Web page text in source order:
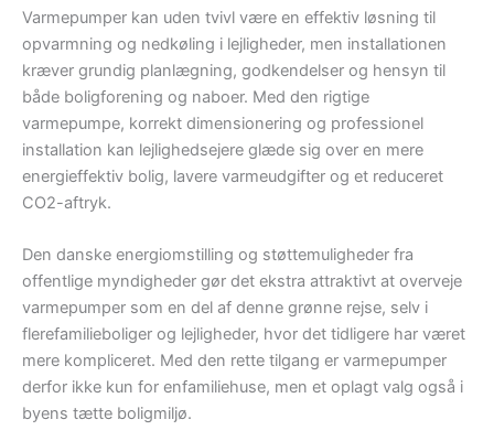
Varmepumper kan uden tvivl være en effektiv løsning til
opvarmning og nedkøling i lejligheder, men installationen
kræver grundig planlægning, godkendelser og hensyn til
både boligforening og naboer. Med den rigtige
varmepumpe, korrekt dimensionering og professionel
installation kan lejlighedsejere glæde sig over en mere
energieffektiv bolig, lavere varmeudgifter og et reduceret
CO2-aftryk.
Den danske energiomstilling og støttemuligheder fra
offentlige myndigheder gør det ekstra attraktivt at overveje
varmepumper som en del af denne grønne rejse, selv i
flerefamilieboliger og lejligheder, hvor det tidligere har været
mere kompliceret. Med den rette tilgang er varmepumper
derfor ikke kun for enfamiliehuse, men et oplagt valg også i
byens tætte boligmiljø.